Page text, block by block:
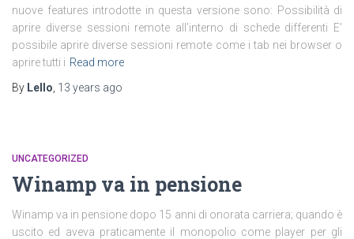
nuove features introdotte in questa versione sono: Possibilità di
aprire diverse sessioni remote all’interno di schede differenti E’
possibile aprire diverse sessioni remote come i tab nei browser o
aprire tutti i Read more
By Lello 13 years ago
UNCATEGORIZED
Winamp va in pensione
Winamp va in pensione dopo 15 anni di onorata carriera; quando è
uscito ed aveva praticamente il monopolio come player per gli